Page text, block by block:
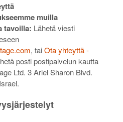
muilla
tavoilla: Lähetä viesti
, taiOta yhteyttä -
posti postipalvelun kautta
Ltd. 3 Ariel Sharon Blvd.